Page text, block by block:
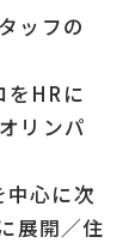
ッフの
をHRに
リンパ
心に次
展開／住